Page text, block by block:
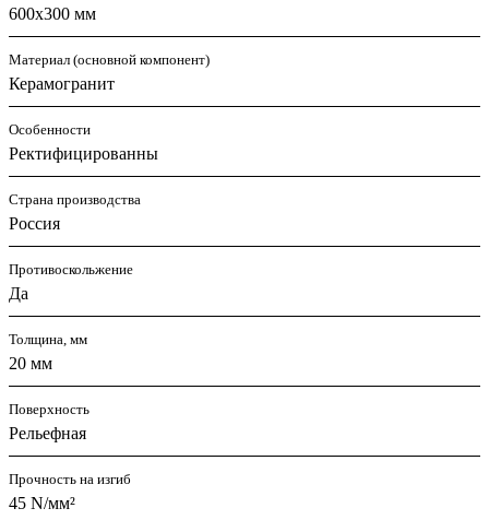
600х300 мм
Материал (основной компонент)
Керамогранит
Особенности
Ректифицированны
Страна производства
Россия
Противоскольжение
Да
Толщина, мм
20 мм
Поверхность
Рельефная
Прочность на изгиб
45 N/мм²